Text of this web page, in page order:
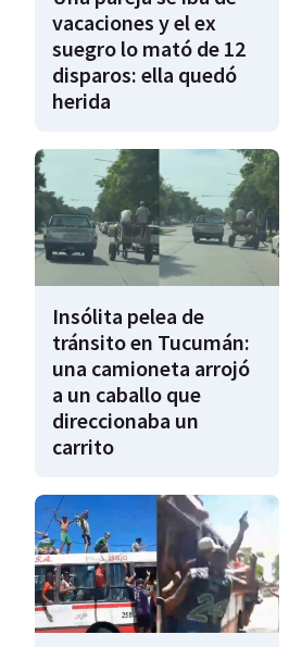
vacaciones y el ex
suegro lo mató de 12
disparos: ella quedó
herida
Insólita pelea de
tránsito en Tucumán:
una camioneta arrojó
a un caballo que
direccionaba un
carrito